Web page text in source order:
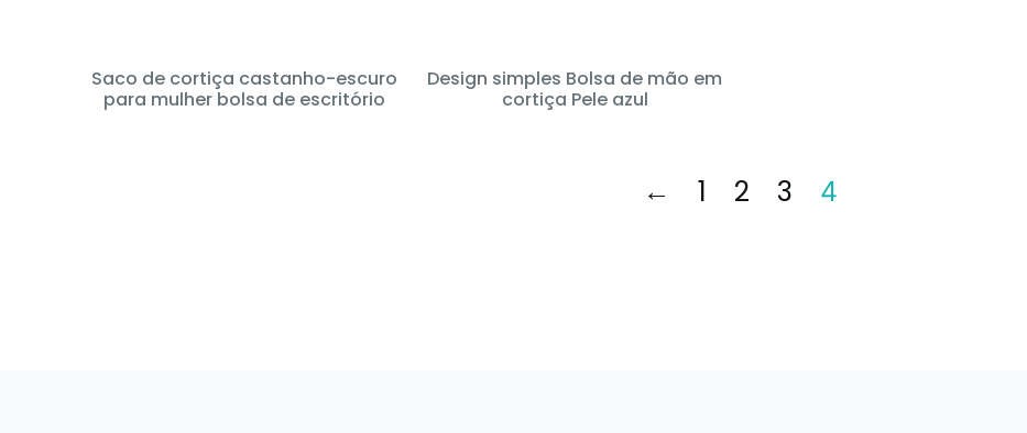
Saco de cortiça castanho-escuro
para mulher bolsa de escritório
Design simples Bolsa de mão em
cortiça Pele azul
← 1 2 3 4